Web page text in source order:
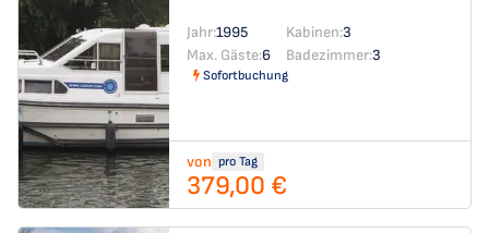
Jahr:1995 Kabinen:3
Max. Gäste:6 Badezimmer:3
Sofortbuchung
von pro Tag
379,00 €